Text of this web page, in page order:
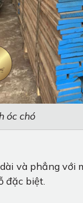
óc chó
và phẳng với
đặc biệt.